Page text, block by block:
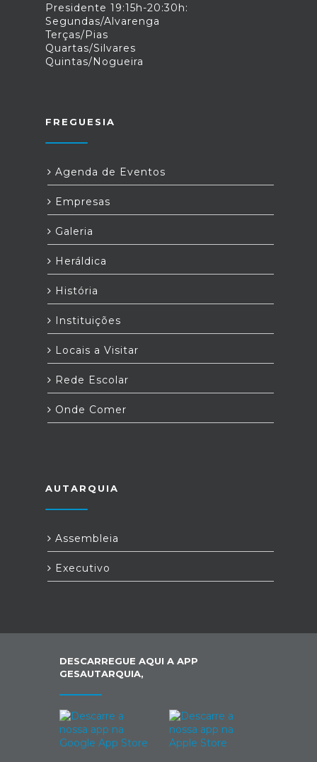
Presidente 19:15h-20:30h:
Segundas/Alvarenga
Terças/Pias
Quartas/Silvares
Quintas/Nogueira
FREGUESIA
Agenda de Eventos
Empresas
Galeria
Heráldica
História
Instituições
Locais a Visitar
Rede Escolar
Onde Comer
AUTARQUIA
Assembleia
Executivo
DESCARREGUE AQUI A APP
GESAUTARQUIA,